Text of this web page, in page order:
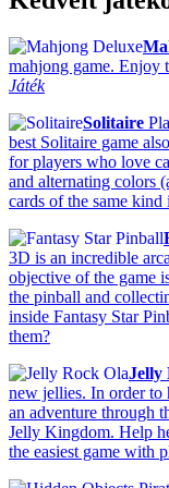
mahjong game. Enjoy
Játék
Solitaire
best Solitaire game
for players who love
and alternating colors
cards of the same
3D is an incredible
objective of the game
the pinball and
inside Fantasy Star
them?
Jelly
new jellies. In order to
an adventure through
Jelly Kingdom. Help
the easiest game with